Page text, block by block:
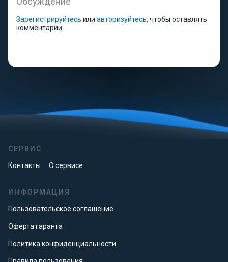
Зарегистрируйтесь или авторизуйтесь, чтобы оставлять
комментарии
СЕРВИС
Контакты О сервисе
ИНФОРМАЦИЯ
Пользовательское соглашение
Оферта гаранта
Политика конфиденциальности